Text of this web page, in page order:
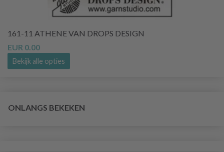
161-11 ATHENE VAN DROPS DESIGN
EUR 0.00
Bekijk alle opties
ONLANGS BEKEKEN